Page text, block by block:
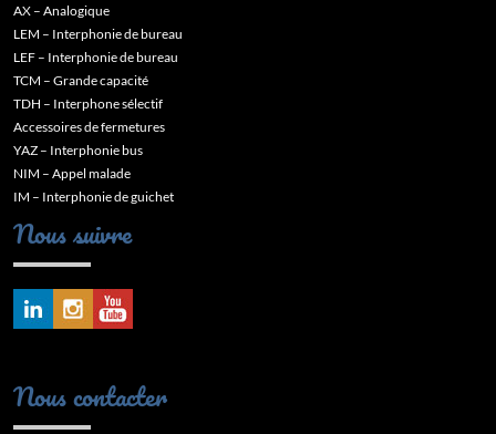
AX – Analogique
LEM – Interphonie de bureau
LEF – Interphonie de bureau
TCM – Grande capacité
TDH – Interphone sélectif
Accessoires de fermetures
YAZ – Interphonie bus
NIM – Appel malade
IM – Interphonie de guichet
Nous suivre
Nous contacter